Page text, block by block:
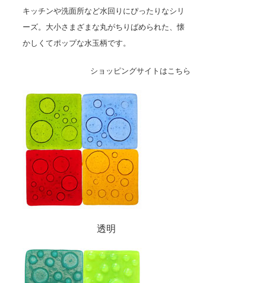
キッチンや洗面所など水回りにぴったりなシリ
ーズ。大小さまざまな丸がちりばめられた、懐
かしくてポップな水玉柄です。
ショッピングサイトはこちら
透明